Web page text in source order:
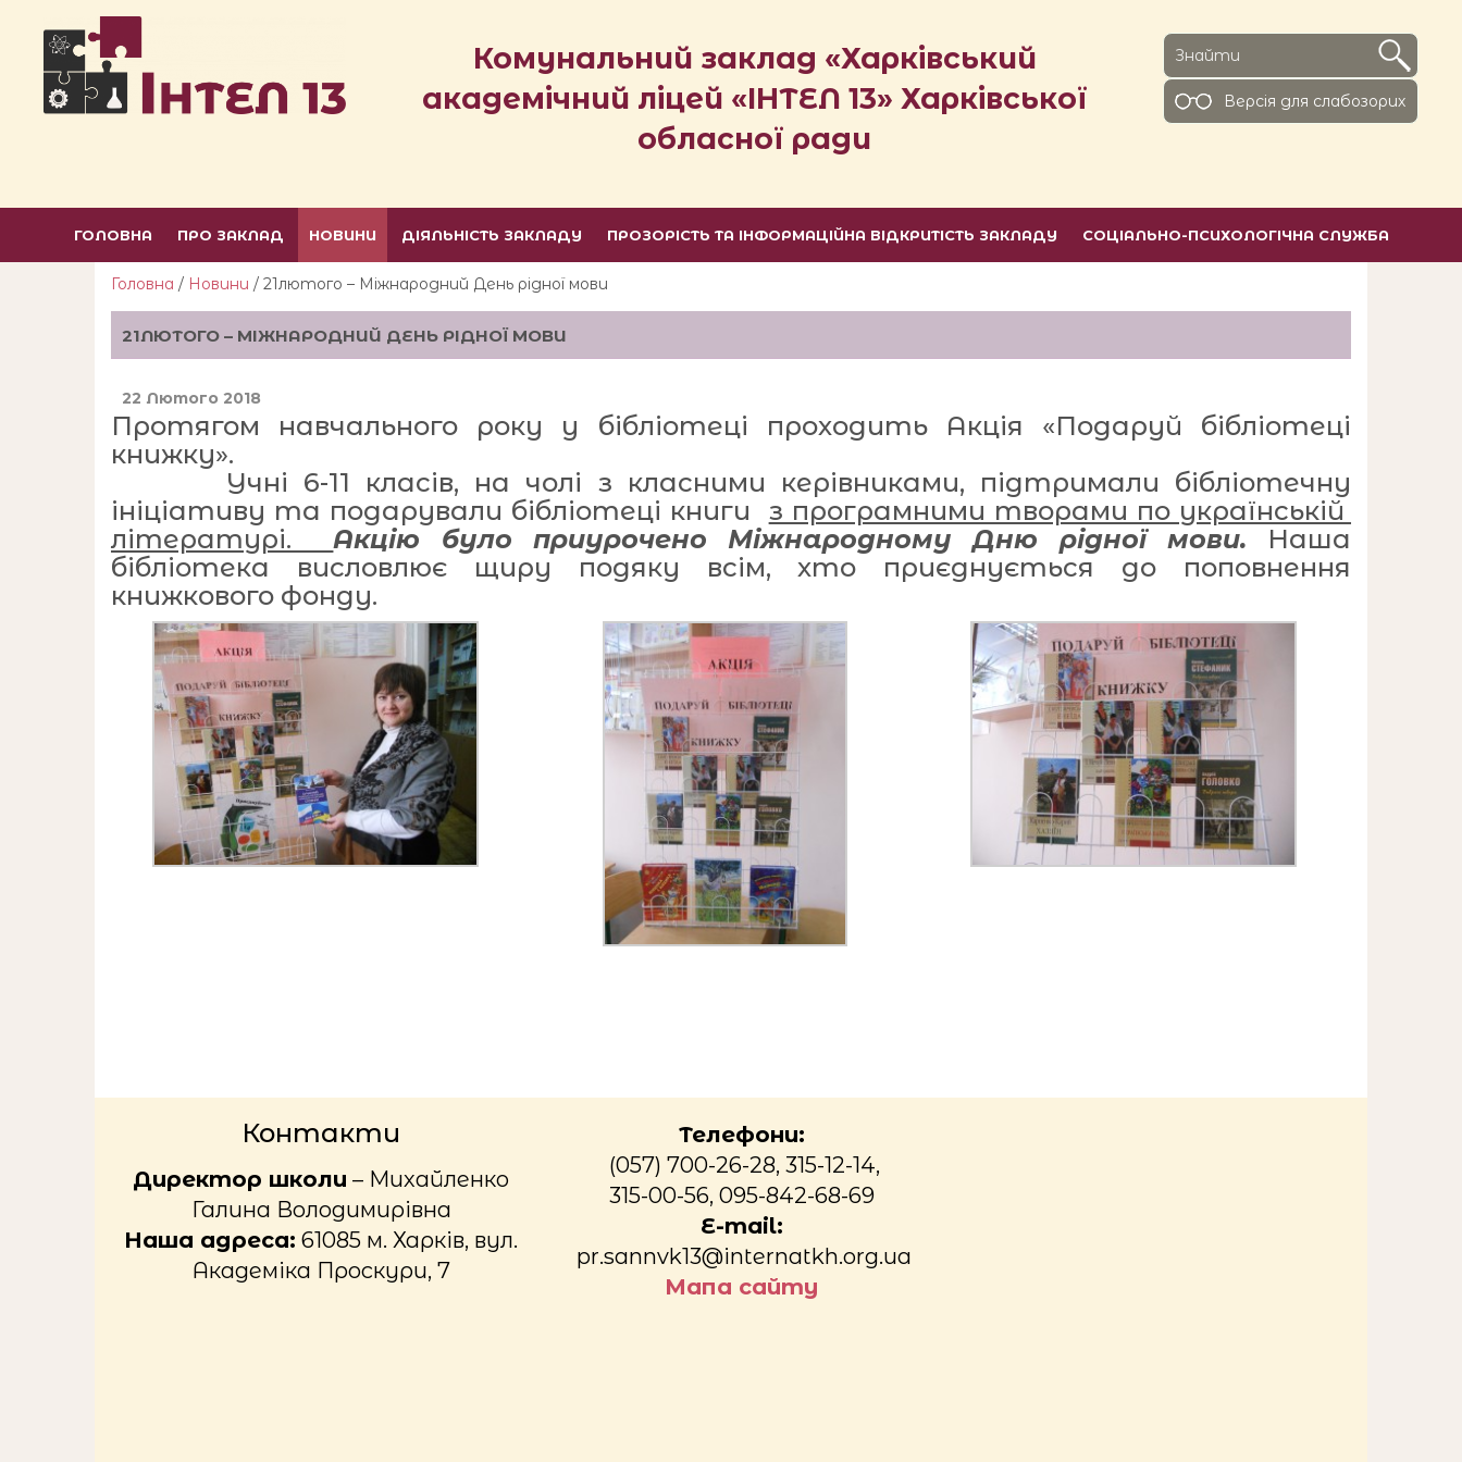
Комунальний заклад «Харківський
академічний ліцей «ІНТЕЛ 13» Харківської
обласної ради
Версiя для слабозорих
ГОЛОВНА ПРО ЗАКЛАД НОВИНИ ДІЯЛЬНІСТЬ ЗАКЛАДУ ПРОЗОРІСТЬ ТА ІНФОРМАЦІЙНА ВІДКРИТІСТЬ ЗАКЛАДУ СОЦІАЛЬНО-ПСИХОЛОГІЧНА СЛУЖБА
Головна / Новини / 21лютого – Міжнародний День рідної мови
21ЛЮТОГО – МІЖНАРОДНИЙ ДЕНЬ РІДНОЇ МОВИ
22 Лютого 2018
Протягом навчального року у бібліотеці проходить Акція «Подаруй бібліотеці
книжку».
Учні 6-11 класів, на чолі з класними керівниками, підтримали бібліотечну
ініціативу та подарували бібліотеці книги з програмними творами по українській
літературі.
Акцію було приурочено Міжнародному Дню рідної мови.
Наша
бібліотека висловлює щиру подяку всім, хто приєднується до поповнення
книжкового фонду.
Контакти
Директор школи – Михайленко
Галина Володимирівна
Наша адреса: 61085 м. Харків, вул.
Академіка Проскури, 7
Телефони:
(057) 700-26-28, 315-12-14,
315-00-56, 095-842-68-69
E-mail:
pr.sannvk13@internatkh.org.ua
Мапа сайту